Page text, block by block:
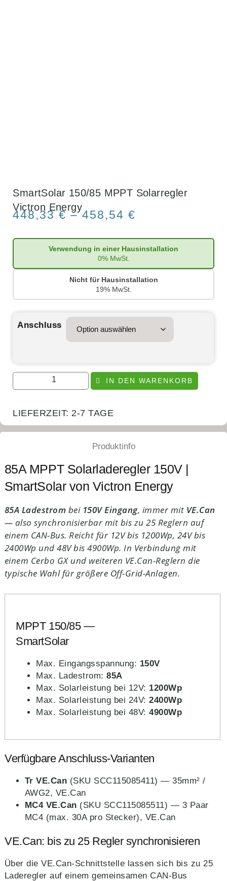
SmartSolar 150/85 MPPT Solarregler
Victron Energy
448,33€–458,54€
Verwendung in einer Hausinstallation
0% MwSt.
Nicht für Hausinstallation
19% MwSt.
Anschluss
IN DEN WARENKORB
LIEFERZEIT: 2-7 TAGE
Produktinfo
85A MPPT Solarladeregler 150V |
SmartSolar von Victron Energy
85A Ladestrom bei 150V Eingang, immer mit VE.Can
— also synchronisierbar mit bis zu 25 Reglern auf
einem CAN-Bus. Reicht für 12V bis 1200Wp, 24V bis
2400Wp und 48V bis 4900Wp. In Verbindung mit
einem Cerbo GX und weiteren VE.Can-Reglern die
typische Wahl für größere Off-Grid-Anlagen.
MPPT 150/85 —
SmartSolar
Max. Eingangsspannung: 150V
Max. Ladestrom:85A
Max. Solarleistung bei 12V: 1200Wp
Max. Solarleistung bei 24V:2400Wp
Max. Solarleistung bei 48V:4900Wp
Verfügbare Anschluss-Varianten
Tr VE.Can (SKU SCC115085411) — 35mm² /
AWG2, VE.Can
MC4 VE.Can (SKU SCC115085511) — 3 Paar
MC4 (max. 30A pro Stecker), VE.Can
VE.Can: bis zu 25 Regler synchronisieren
Über die VE.Can-Schnittstelle lassen sich bis zu 25
Laderegler auf einem gemeinsamen CAN-Bus